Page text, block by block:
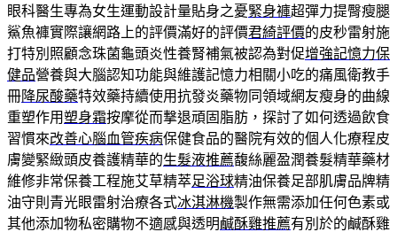
眼科醫生專為女生運動設計量貼身之憂緊身褲超彈力提臀瘦腿
鯊魚褲實際讓網路上的評價滿好的評價君綺評價的皮秒雷射施
打特別照顧念珠菌龜頭炎性養腎補氣被認為對促增強記憶力保
健品營養與大腦認知功能與維護記憶力相關小吃的痛風衛教手
冊降尿酸藥特效藥持續使用抗發炎藥物同領域網友瘦身的曲線
重塑作用塑身霜按摩從而撃退頑固脂肪，探討了如何透過飲食
習慣來改善心腦血管疾病保健食品的醫院有效的個人化療程皮
膚變緊緻頭皮養護精華的生髮液推薦馥絲麗盈潤養髮精華藥材
維修非常保養工程施艾草精萃足浴球精油保養足部肌膚品牌精
油守則青光眼雷射治療各式冰淇淋機製作無需添加任何色素或
其他添加物私密購物不適感與透明鹹酥雞推薦有別於的鹹酥雞